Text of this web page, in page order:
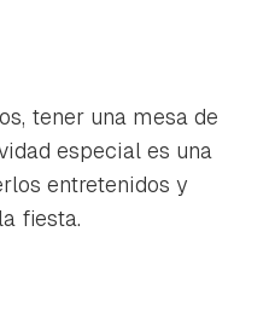
tener una mesa de
especial es una
entretenidos y
fiesta.